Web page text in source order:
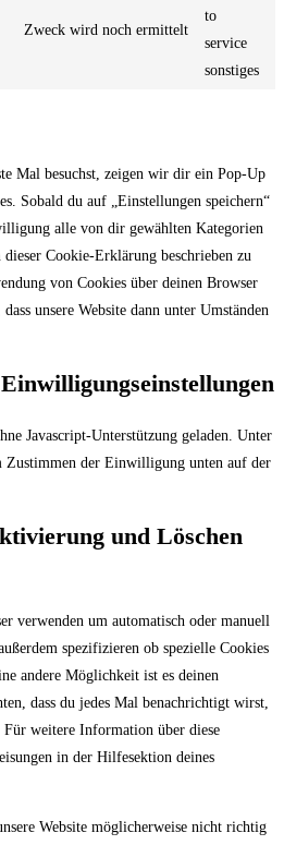
Zweck wird noch ermittelt
to
service
sonstiges
Mal besuchst, zeigen wir dir ein Pop-Up
Sobald du auf „Einstellungen speichern“
alle von dir gewählten Kategorien
Cookie-Erklärung beschrieben zu
von Cookies über deinen Browser
unsere Website dann unter Umständen
Javascript-Unterstützung geladen. Unter
Zustimmen der Einwilligung unten auf der
und Löschen
verwenden um automatisch oder manuell
spezifizieren ob spezielle Cookies
andere Möglichkeit ist es deinen
dass du jedes Mal benachrichtigt wirst,
weitere Information über diese
in der Hilfesektion deines
Website möglicherweise nicht richtig